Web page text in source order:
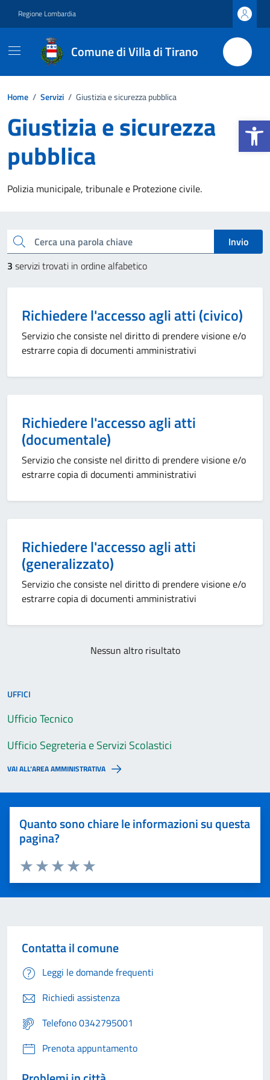
Apri la
Regione Lombardia
Comune di Villa di Tirano
Home / Servizi / Giustizia e sicurezza pubblica
Giustizia e sicurezza
pubblica
Polizia municipale, tribunale e Protezione civile.
Cerca una parola chiave
Invio
3 servizi trovati in ordine alfabetico
Richiedere l'accesso agli atti (civico)
Servizio che consiste nel diritto di prendere visione e/o
estrarre copia di documenti amministrativi
Richiedere l'accesso agli atti
(documentale)
Servizio che consiste nel diritto di prendere visione e/o
estrarre copia di documenti amministrativi
Richiedere l'accesso agli atti
(generalizzato)
Servizio che consiste nel diritto di prendere visione e/o
estrarre copia di documenti amministrativi
Nessun altro risultato
UFFICI
Ufficio Tecnico
Ufficio Segreteria e Servizi Scolastici
VAI ALL’AREA AMMINISTRATIVA
Quanto sono chiare le informazioni su questa
pagina?
Valuta 5 stelle su 5
Valuta 4 stelle su 5
Valuta 3 stelle su 5
Valuta 2 stelle su 5
Valuta 1 stelle su 5
Contatta il comune
Leggi le domande frequenti
Richiedi assistenza
Telefono 0342795001
Prenota appuntamento